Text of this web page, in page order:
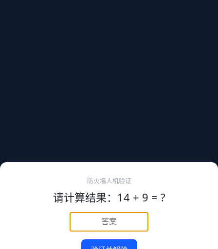
防火墙人机验证
请计算结果：14 + 9 = ?